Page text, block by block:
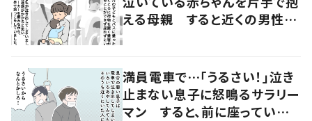
える母親 すると近くの男性が
満員電車で…「うるさい！」泣き
止まない息子に怒鳴るサラリー
マン すると、前に座っていた